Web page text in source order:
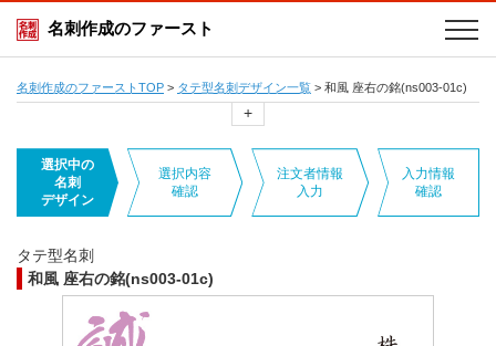
名刺作成のファースト
名刺作成のファーストTOP > タテ型名刺デザイン一覧 > 和風 座右の銘(ns003-01c)
+
選択中の
名刺
デザイン
選択内容
確認
注文者情報
入力
入力情報
確認
タテ型名刺
和風 座右の銘(ns003-01c)